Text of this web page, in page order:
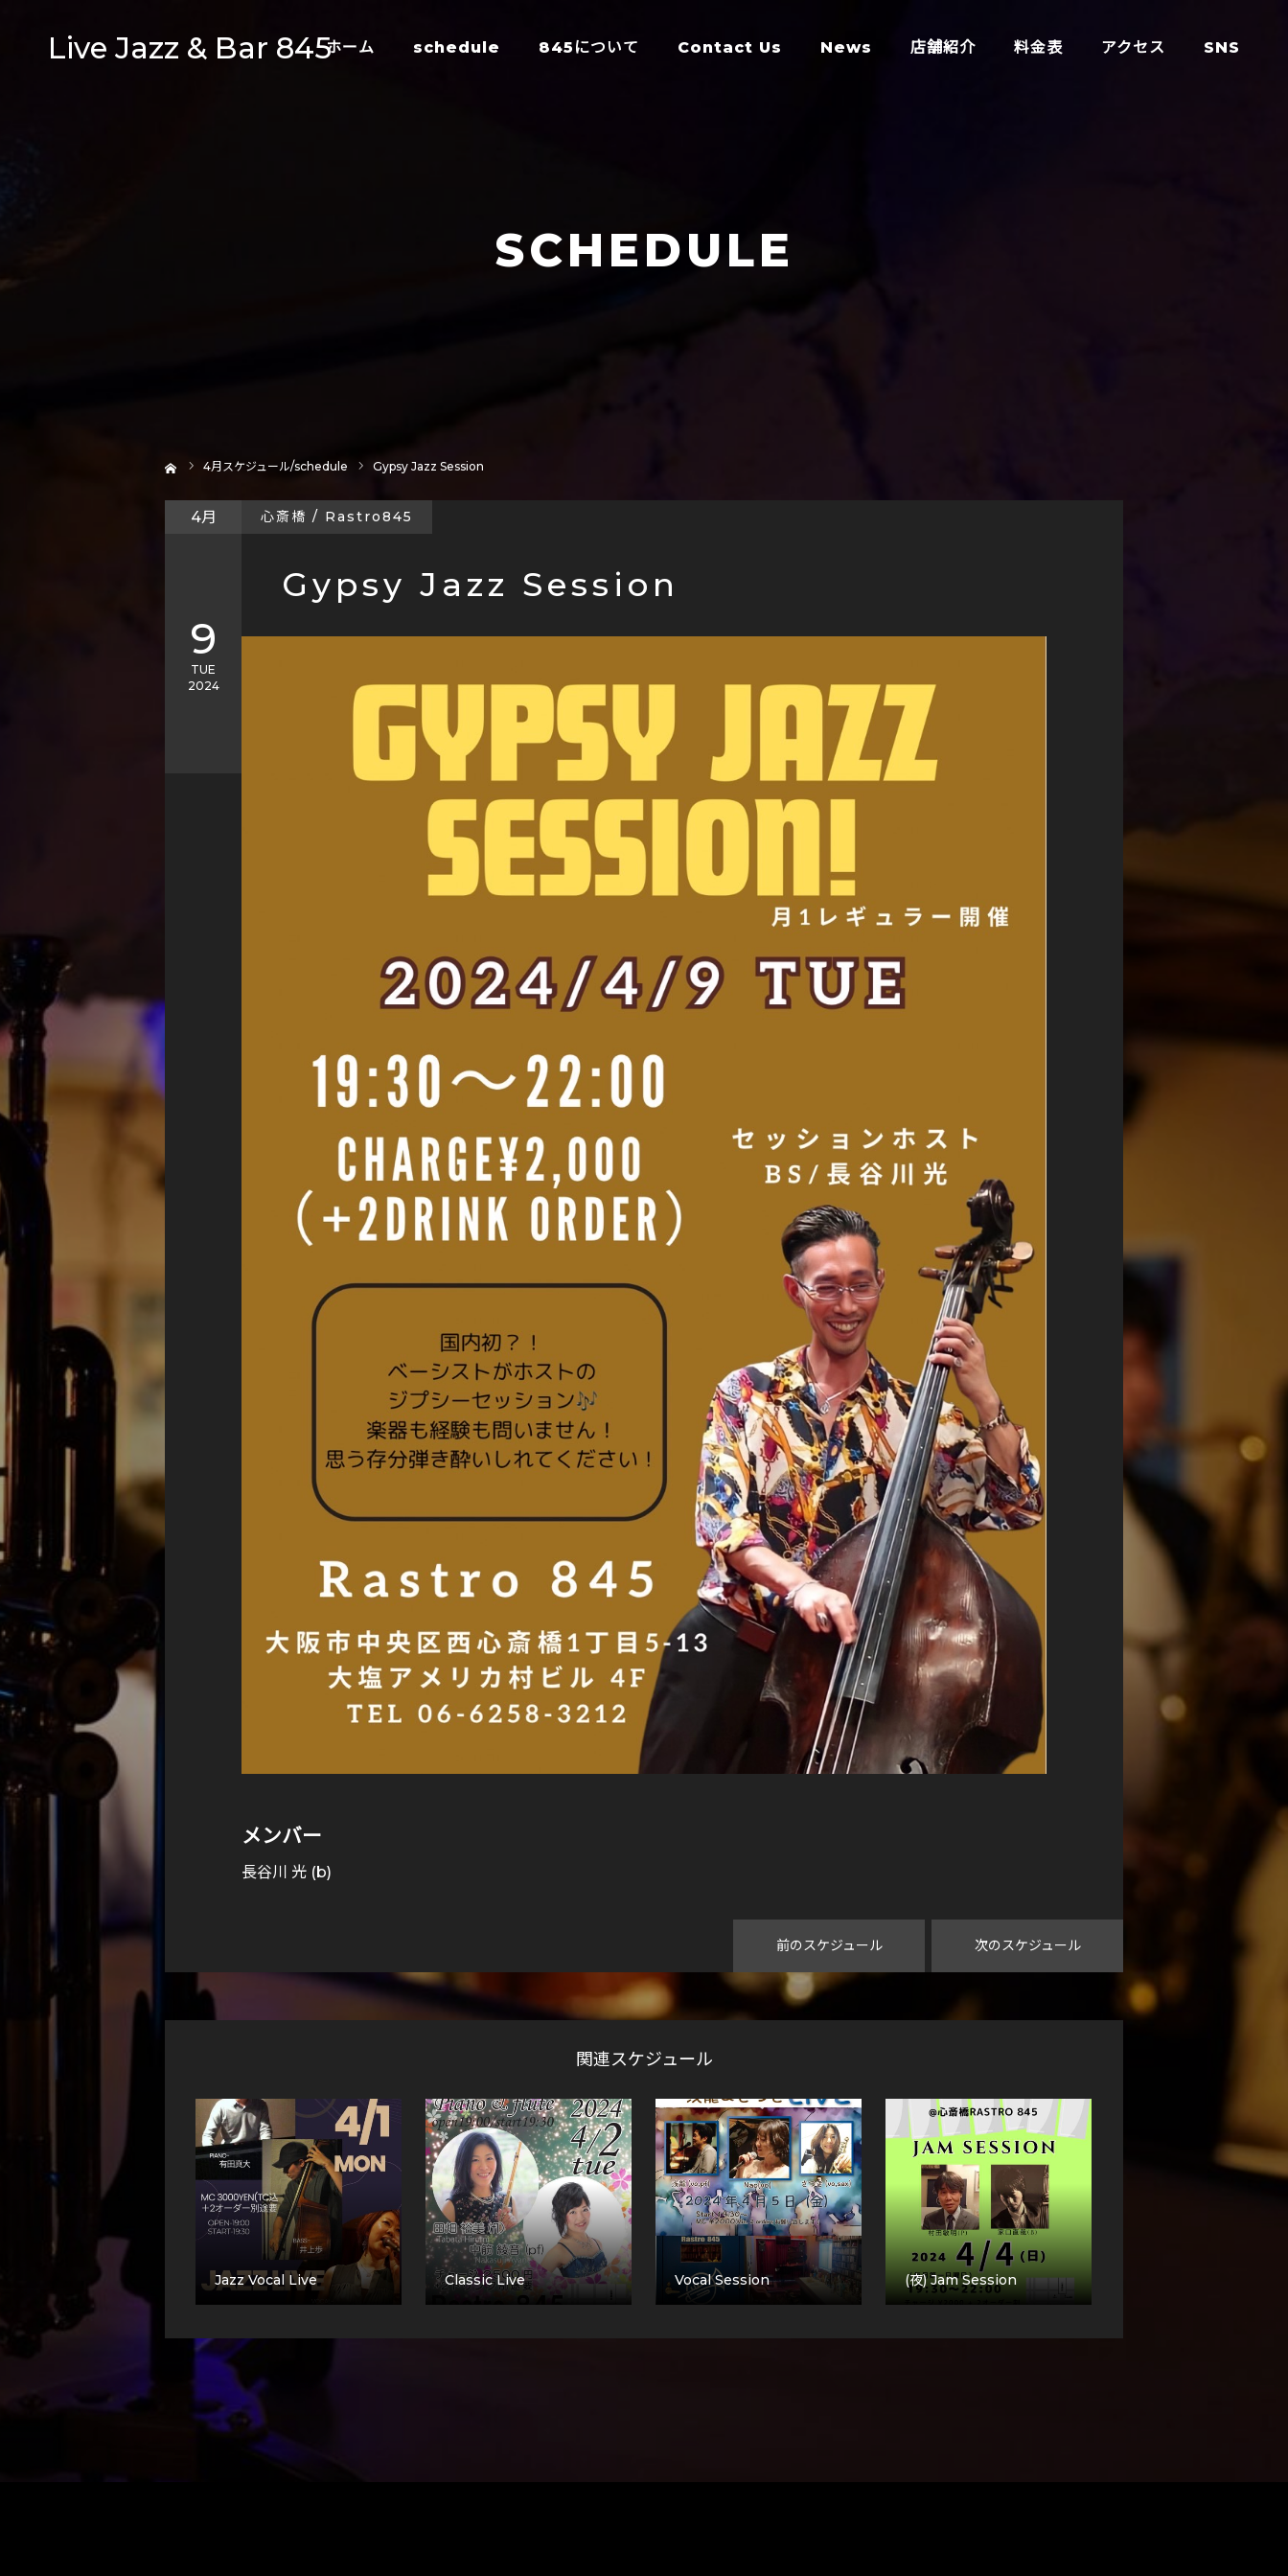
Live Jazz & Bar 845ホーム schedule 845について Contact Us News 店舗紹介 料金表 アクセス SNS
SCHEDULE
4月スケジュール/schedule Gypsy Jazz Session
Gypsy Jazz Session
4月
9
TUE
2024
心斎橋 / Rastro845
メンバー
長谷川 光 (b)
前のスケジュール 次のスケジュール
関連スケジュール
Jazz Vocal Live Classic Live Vocal Session (夜) Jam Session